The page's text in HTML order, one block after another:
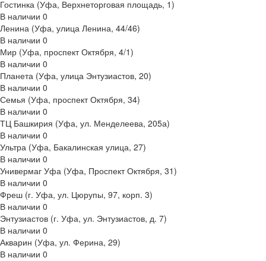
Гостинка (Уфа, Верхнеторговая площадь, 1)
В наличии 0
Ленина (Уфа, улица Ленина, 44/46)
В наличии 0
Мир (Уфа, проспект Октября, 4/1)
В наличии 0
Планета (Уфа, улица Энтузиастов, 20)
В наличии 0
Семья (Уфа, проспект Октября, 34)
В наличии 0
ТЦ Башкирия (Уфа, ул. Менделеева, 205а)
В наличии 0
Ультра (Уфа, Бакалинская улица, 27)
В наличии 0
Универмаг Уфа (Уфа, Проспект Октября, 31)
В наличии 0
Фреш (г‌. Уфа, ул. Цюрупы, 97, корп. 3)
В наличии 0
Энтузиастов (г. Уфа, ул. Энтузиастов, д. 7)
В наличии 0
Акварин (Уфа, ул. Ферина, 29)
В наличии 0